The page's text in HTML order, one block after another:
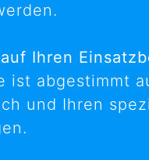
Ihren
ist abgestimmt
und Ihren